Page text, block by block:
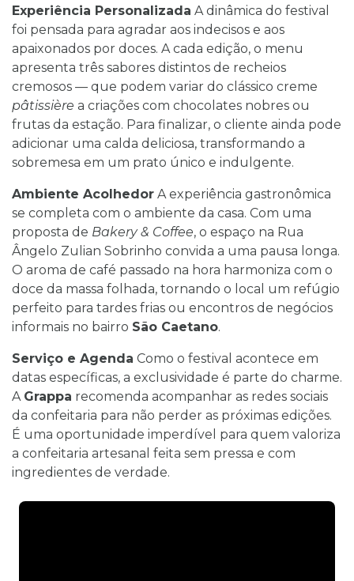
Experiência Personalizada A dinâmica do festival
foi pensada para agradar aos indecisos e aos
apaixonados por doces. A cada edição, o menu
apresenta três sabores distintos de recheios
cremosos — que podem variar do clássico creme
pâtissière a criações com chocolates nobres ou
frutas da estação. Para finalizar, o cliente ainda pode
adicionar uma calda deliciosa, transformando a
sobremesa em um prato único e indulgente.
Ambiente Acolhedor A experiência gastronômica
se completa com o ambiente da casa. Com uma
proposta de Bakery & Coffee, o espaço na Rua
Ângelo Zulian Sobrinho convida a uma pausa longa.
O aroma de café passado na hora harmoniza com o
doce da massa folhada, tornando o local um refúgio
perfeito para tardes frias ou encontros de negócios
informais no bairro São Caetano.
Serviço e Agenda Como o festival acontece em
datas específicas, a exclusividade é parte do charme.
A Grappa recomenda acompanhar as redes sociais
da confeitaria para não perder as próximas edições.
É uma oportunidade imperdível para quem valoriza
a confeitaria artesanal feita sem pressa e com
ingredientes de verdade.